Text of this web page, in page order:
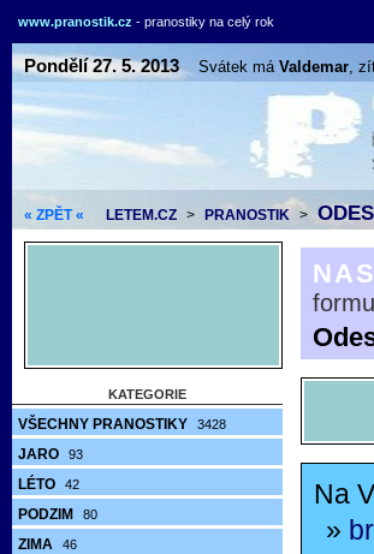
www.pranostik.cz - pranostiky na celý rok
Pondělí 27. 5. 2013 Svátek má Valdemar,
« ZPĚT « LETEM.CZ > PRANOSTIK >
KATEGORIE
VŠECHNY PRANOSTIKY 3428
JARO 93
LÉTO 42
PODZIM 80
ZIMA 46
Na
»